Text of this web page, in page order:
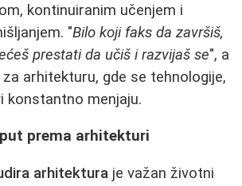
kontinuiranim učenjem i
"Bilo koji faks da završiš,
prestati da učiš i razvijaš se", a
arhitekturu, gde se tehnologije,
konstantno menjaju.
prema arhitekturi
arhitektura je važan životni